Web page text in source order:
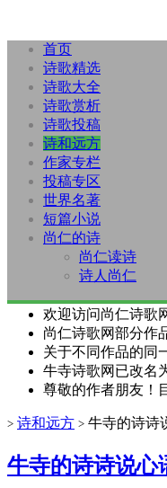
首页
诗歌精选
诗歌大全
诗歌赏析
诗歌投稿
诗和远方
作家专栏
投稿专区
世界名著
短篇小说
尚仁的诗
尚仁读诗
诗人尚仁
欢迎访问尚仁诗歌
尚仁诗歌网部分作
关于不同作品的同
牛寺诗歌网已改名
尊敬的作者朋友！
> 诗和远方 > 牛寺的诗诗
牛寺的诗诗说心